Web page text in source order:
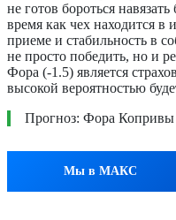
не готов бороться
время как чех находится в
приеме и стабильность в
не просто победить, но и
Фора (-1.5) является
высокой вероятностью
Прогноз: Фора Копривы
Мы в МАКС